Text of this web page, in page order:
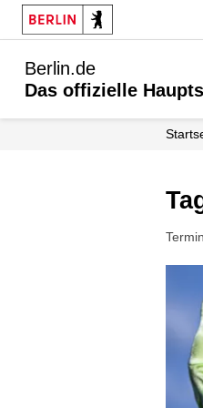
Berlin.de
Das offizielle